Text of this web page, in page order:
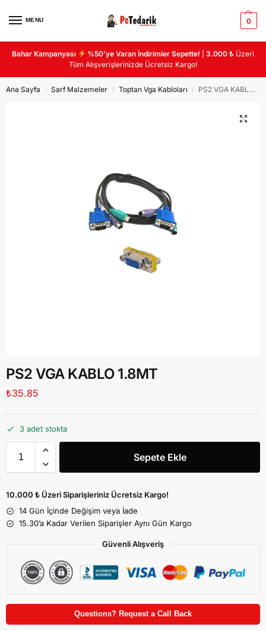
MENU 0
Bahar Kampanyası %50’ye Varan İndirimler Sepette! |3.000 ₺ Üzeri
Tüm Alışverişlerinizde Ücretsiz Kargo!
Ana Sayfa / Sarf Malzemeler / Toptan Vga Kabloları / PS2 VGA KABLO 1.8MT
PS2 VGA KABLO 1.8MT
₺35.85
3 adet stokta
Sepete Ekle
10.000 ₺ Üzeri Siparişleriniz Ücretsiz Kargo!
14 Gün İçinde Değişim veya İade
15.30’a Kadar Verilen Siparişler Aynı Gün Kargo
Güvenli Alışveriş
Questions? Request a Call Back